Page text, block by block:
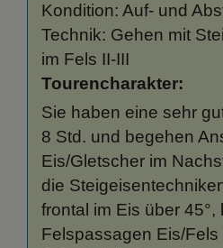
Kondition: Auf- und
Technik: Gehen mit
im Fels II-III
Tourencharakter:
Sie haben eine sehr
8 Std. und begehen
Eis/Gletscher im
die
frontal im Eis über 45°,
Felspassagen Eis/Fels